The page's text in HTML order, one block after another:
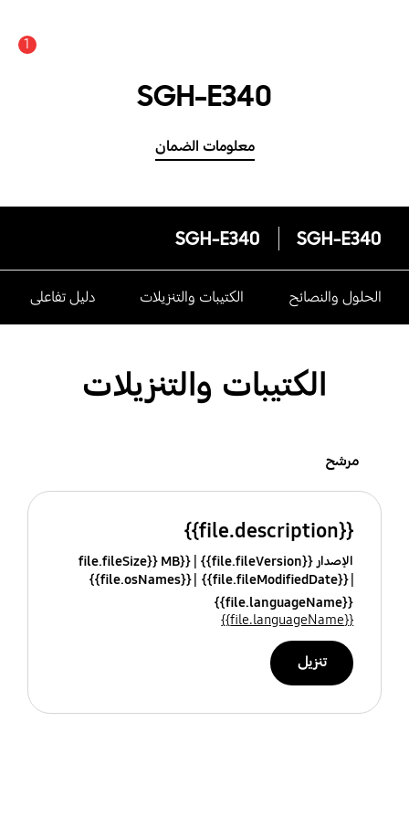
1
SGH-E340
معلومات الضمان
SGH-E340
SGH-E340
الحلول والنصائح الكتيبات والتنزيلات دليل تفاعلى
الكتيبات والتنزيلات
مرشح
{{file.description}}
الإصدار {{file.fileVersion}}
{{file.fileSize}} MB
{{file.fileModifiedDate}}
{{file.osNames}}
{{file.languageName}}
{{file.languageName}}
تنزيل